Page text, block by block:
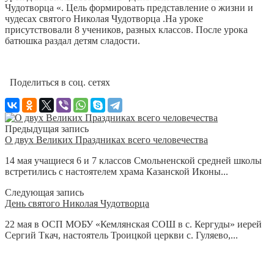
Чудотворца «. Цель формировать представление о жизни и
чудесах святого Николая Чудотворца .На уроке
присутствовали 8 учеников, разных классов. После урока
батюшка раздал детям сладости.
Поделиться в соц. сетях
Предыдущая запись
О двух Великих Праздниках всего человечества
14 мая учащиеся 6 и 7 классов Смольненской средней школы
встретились с настоятелем храма Казанской Иконы...
Следующая запись
День святого Николая Чудотворца
22 мая в ОСП МОБУ «Кемлянская СОШ в с. Кергуды» иерей
Сергий Ткач, настоятель Троицкой церкви с. Гуляево,...